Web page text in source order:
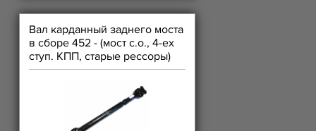
Вал карданный заднего моста
в сборе 452 - (мост с.о., 4-ех
ступ. КПП, старые рессоры)